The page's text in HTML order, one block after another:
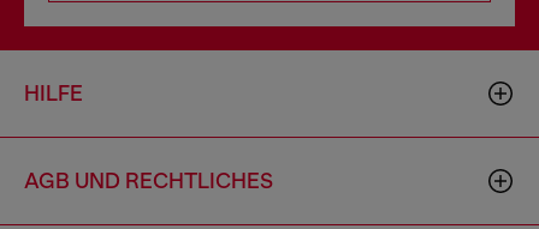
HILFE
AGB UND RECHTLICHES